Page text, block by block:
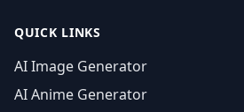
QUICK LINKS
AI Image Generator
AI Anime Generator